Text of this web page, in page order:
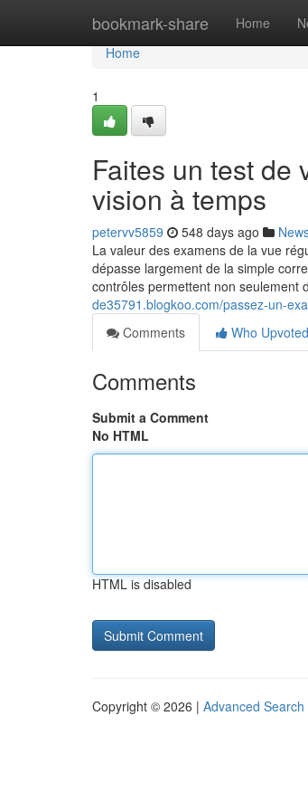
bookmark-share Home
Home
Home
1
Faites un test de
vision à temps
petervv5859 548 days ago
La valeur des examens de la vue
dépasse largement de la simple
contrôles permettent non seulement
de35791.blogkoo.com/passez-un-
Comments
Who Upvoted
Comments
Submit a Comment
No HTML
HTML is disabled
Copyright © 2026 | Advanced Search